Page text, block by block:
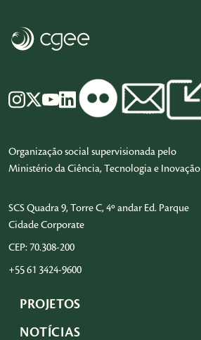
Organização social supervisionada pelo
Ministério da Ciência, Tecnologia e Inovação
SCS Quadra 9, Torre C, 4º andar Ed. Parque
Cidade Corporate
CEP: 70.308-200
+55 61 3424-9600
PROJETOS
NOTÍCIAS